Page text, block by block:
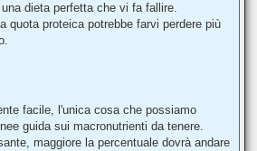
dieta perfetta che vi fa fallire.
quota proteica potrebbe farvi perdere più
facile, l'unica cosa che possiamo
guida sui macronutrienti da tenere.
maggiore la percentuale dovrà andare